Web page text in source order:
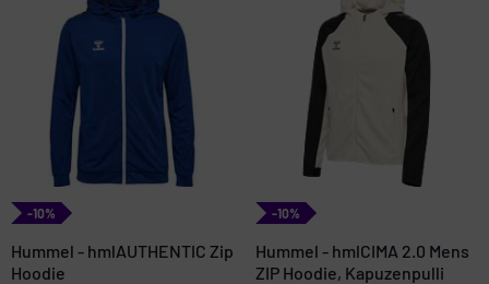
-10%
Hummel - hmlAUTHENTIC Zip
Hoodie
-10%
Hummel - hmlCIMA 2.0 Mens
ZIP Hoodie, Kapuzenpulli